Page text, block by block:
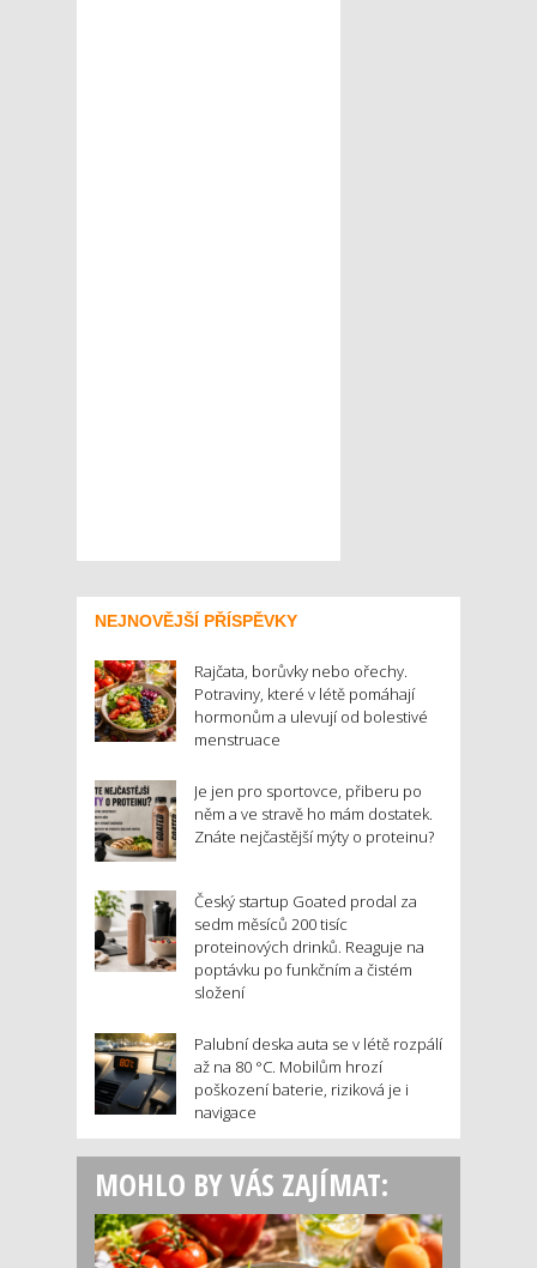
NEJNOVĚJŠÍ PŘÍSPĚVKY
Rajčata, borůvky nebo ořechy.
Potraviny, které v létě pomáhají
hormonům a ulevují od bolestivé
menstruace
Je jen pro sportovce, přiberu po
něm a ve stravě ho mám dostatek.
Znáte nejčastější mýty o proteinu?
Český startup Goated prodal za
sedm měsíců 200 tisíc
proteinových drinků. Reaguje na
poptávku po funkčním a čistém
složení
Palubní deska auta se v létě rozpálí
až na 80 °C. Mobilům hrozí
poškození baterie, riziková je i
navigace
MOHLO BY VÁS ZAJÍMAT: